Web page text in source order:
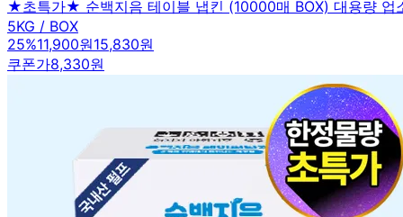
★초특가★ 순백지음 테이블 냅킨 (10000매 BOX) 대용량 업
5KG / BOX
25%11,900원15,830원
쿠폰가8,330원